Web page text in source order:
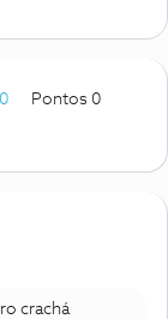
Pontos 0
crachá